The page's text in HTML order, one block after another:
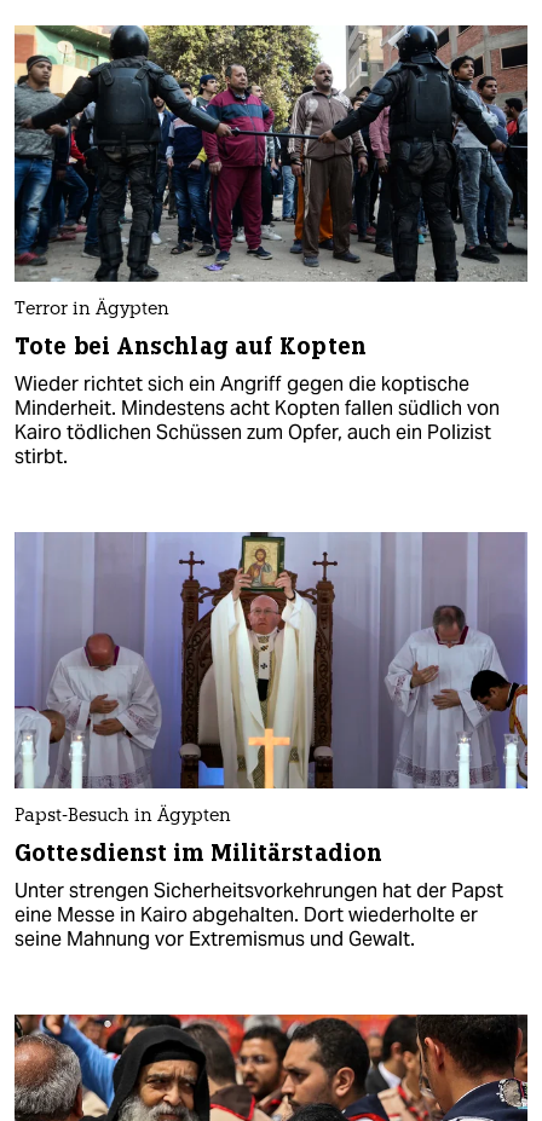
Terror in Ägypten
Tote bei Anschlag auf Kopten
Wieder richtet sich ein Angriff gegen die koptische
Minderheit. Mindestens acht Kopten fallen südlich von
Kairo tödlichen Schüssen zum Opfer, auch ein Polizist
stirbt.
Papst-Besuch in Ägypten
Gottesdienst im Militärstadion
Unter strengen Sicherheitsvorkehrungen hat der Papst
eine Messe in Kairo abgehalten. Dort wiederholte er
seine Mahnung vor Extremismus und Gewalt.